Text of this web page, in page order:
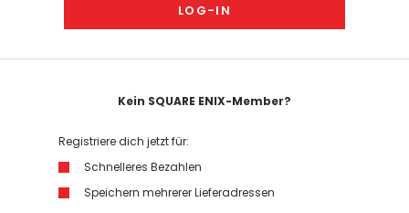
LOG-IN
Kein SQUARE ENIX-Member?
Registriere dich jetzt für:
Schnelleres Bezahlen
Speichern mehrerer Lieferadressen